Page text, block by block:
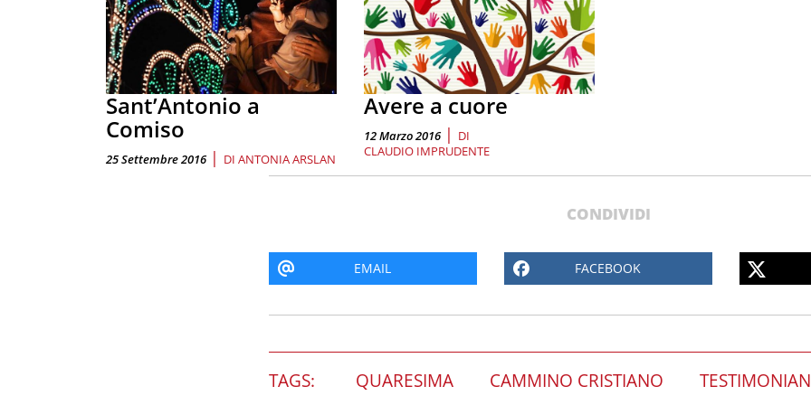
Sant’Antonio a
Comiso
25 Settembre 2016 | DI ANTONIA ARSLAN
Avere a cuore
12 Marzo 2016 | DI
CLAUDIO IMPRUDENTE
CONDIVIDI
EMAIL FACEBOOK
TAGS: QUARESIMA CAMMINO CRISTIANO